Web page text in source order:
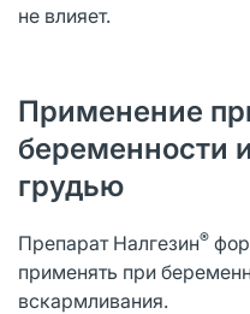
не влияет.
Применение
беременности
грудью
Препарат Налгезин®
применять при
вскармливания.